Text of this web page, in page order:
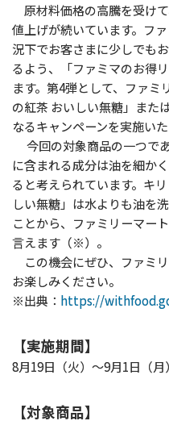
原材料価格の高騰を受け
値上げが続いています。フ
況下でお客さまに少しでも
るよう、「ファミマのお得
ます。第4弾として、ファ
の紅茶 おいしい無糖」また
なるキャンペーンを実施いた
今回の対象商品の一つで
に含まれる成分は油を細か
ると考えられています。キ
しい無糖」は水よりも油を
ことから、ファミリーマー
言えます（※）。
この機会にぜひ、ファミ
お楽しみください。
※出典： https://
【実施期間】
8月19日（火）～9月1日（月）
【対象商品】